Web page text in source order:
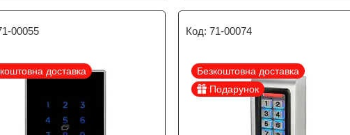
00055
доставка
71-00074
Безкоштовна доставка
Подарунок